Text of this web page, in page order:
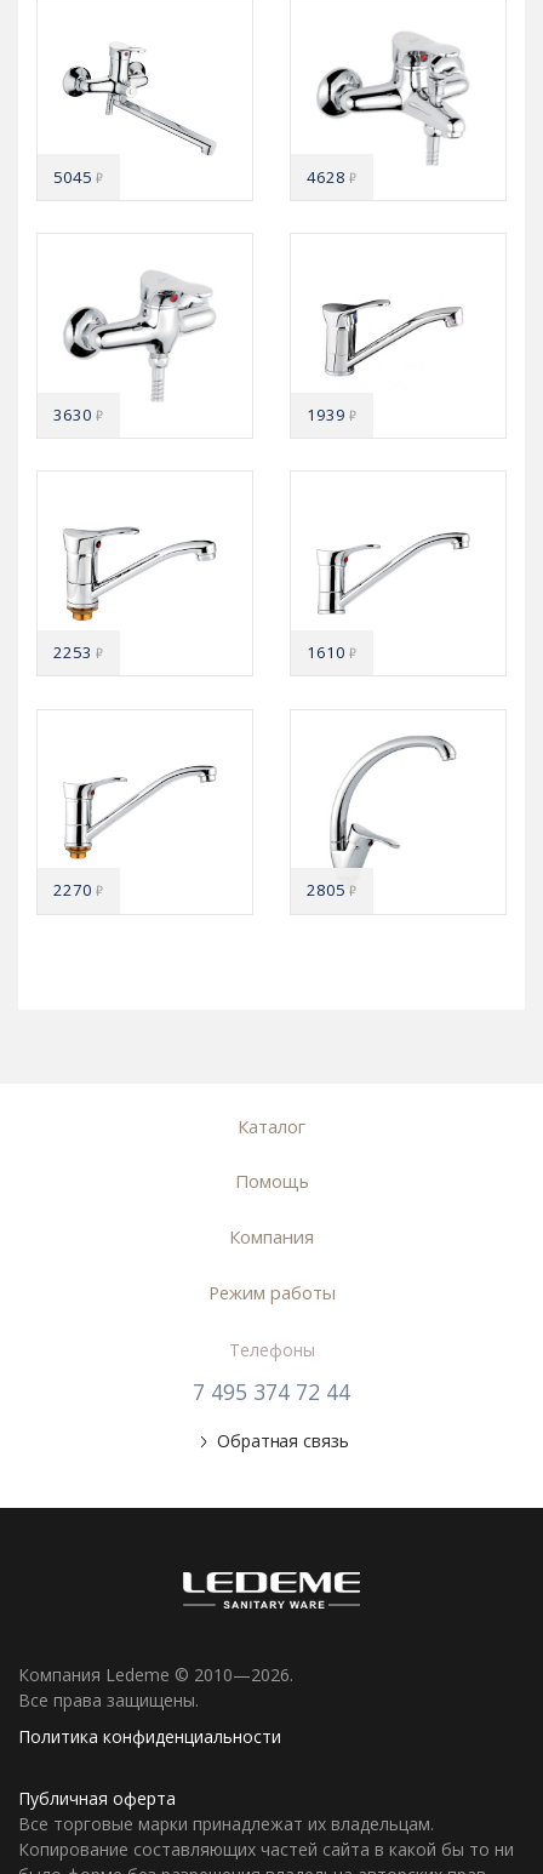
5045₽ 4628₽
3630₽ 1939₽
2253₽ 1610₽
2270₽ 2805₽
Каталог
Помощь
Компания
Режим работы
Телефоны
7 495 374 72 44
Обратная связь
Компания Ledeme © 2010—2026.
Все права защищены.
Политика конфиденциальности
Публичная оферта
Все торговые марки принадлежат их владельцам.
Копирование составляющих частей сайта в какой бы то ни